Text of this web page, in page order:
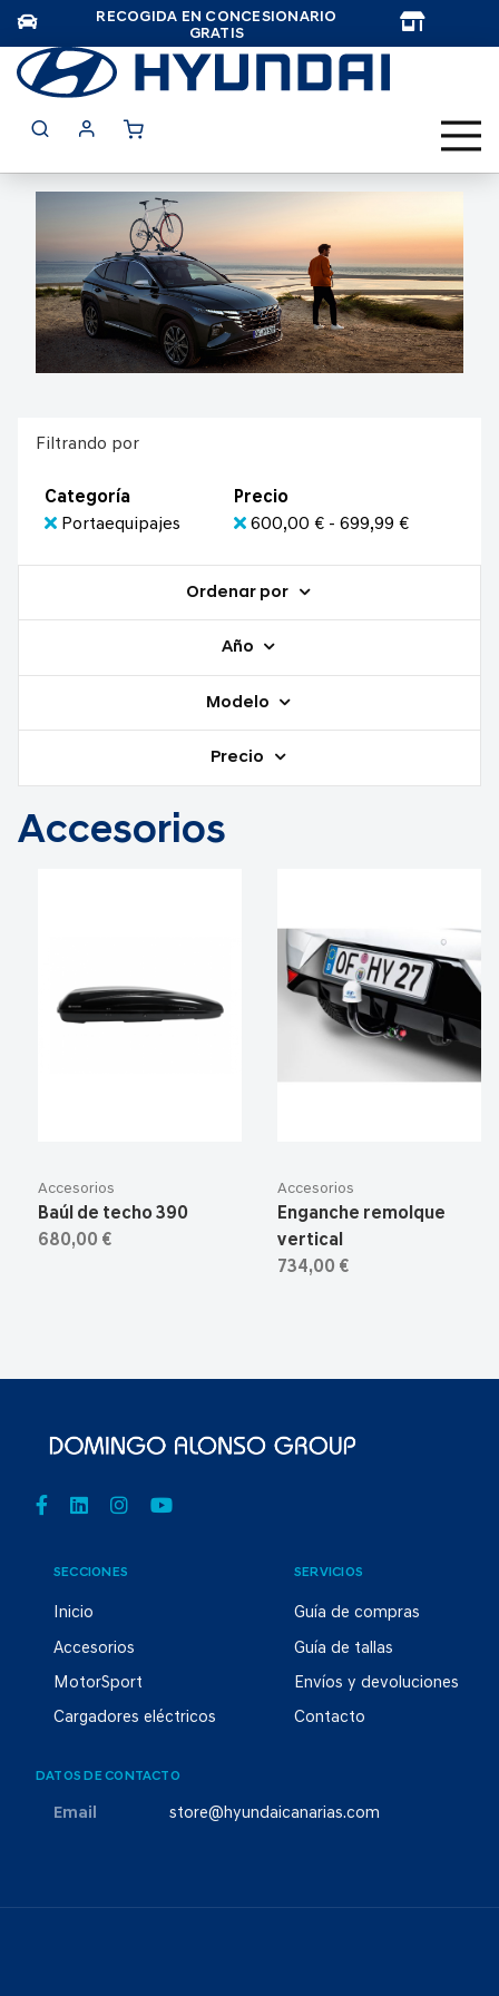
RECOGIDA EN CONCESIONARIO
GRATIS
Filtrando por
Categoría
Portaequipajes
Precio
600,00 € - 699,99 €
Ordenar por
Año
Modelo
Precio
Accesorios
Accesorios
Baúl de techo 390
680,00 €
Accesorios
Enganche remolque
vertical
734,00 €
SECCIONES
Inicio
Accesorios
MotorSport
Cargadores eléctricos
SERVICIOS
Guía de compras
Guía de tallas
Envíos y devoluciones
Contacto
DATOS DE CONTACTO
Email store@hyundaicanarias.com